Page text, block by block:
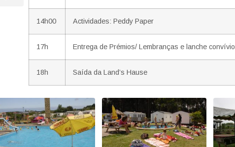
14h00 Actividades: Peddy Paper
17h Entrega de Prémios/ Lembranças e lanche convívio
18h Saída da Land’s Hause